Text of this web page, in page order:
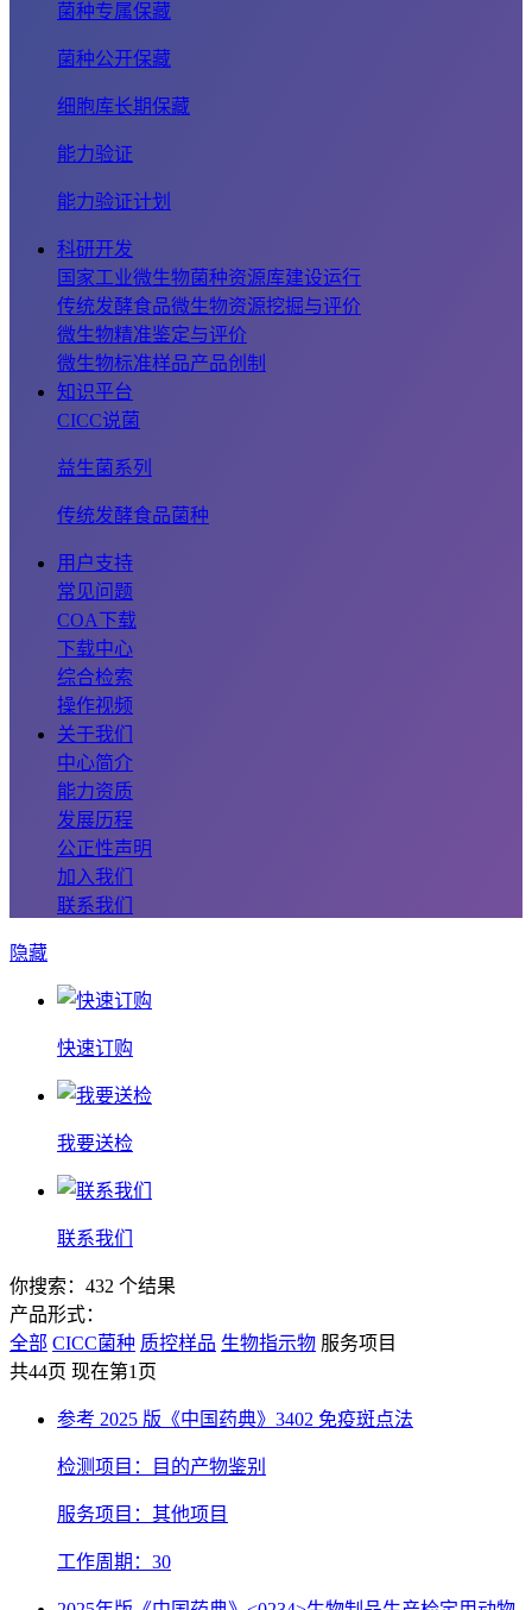
菌种专属保藏
菌种公开保藏
细胞库长期保藏
能力验证
能力验证计划
科研开发
国家工业微生物菌种资源库建设运行
传统发酵食品微生物资源挖掘与评价
微生物精准鉴定与评价
微生物标准样品产品创制
知识平台
CICC说菌
益生菌系列
传统发酵食品菌种
用户支持
常见问题
COA下载
下载中心
综合检索
操作视频
关于我们
中心简介
能力资质
发展历程
公正性声明
加入我们
联系我们
隐藏
快速订购
我要送检
联系我们
你搜索：432 个结果
产品形式：
全部 CICC菌种 质控样品 生物指示物 服务项目
共44页 现在第1页
参考 2025 版《中国药典》3402 免疫斑点法
检测项目：目的产物鉴别
服务项目：其他项目
工作周期：30